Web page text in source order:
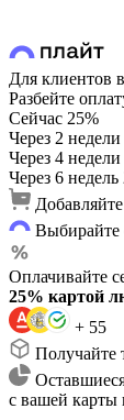
Для клиентов
Разбейте
Сейчас 25%
Через 2 недели
Через 4 недели
Через 6 недель
Выбирайте
Оплачивайте
25% картой
+ 55
Получайте
с вашей карты